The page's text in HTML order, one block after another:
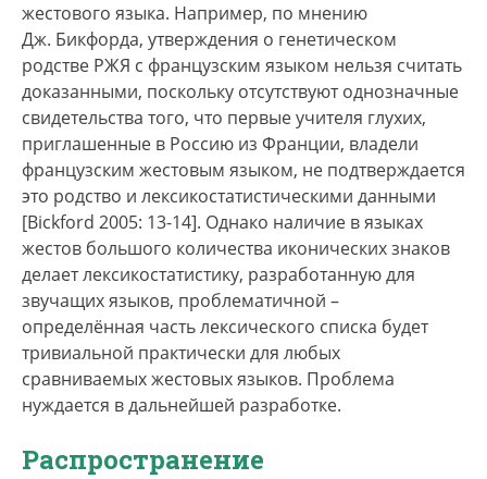
Информация о численности носителей РЖЯ за
пределами РФ отсутствует. По оценкам сайта
[Ethnologue], общее количество носителей РЖЯ
в мире составляет около 148 700 чел.
РЖЯ существует в виде многочисленных
локальных вариантов, различия между
которыми не препятствуют взаимопониманию
носителей.
Самоназвание языка на РЖЯ — "жест жест"
(глоссы жестов традиционно обозначаются
малыми прописными буквами; исполнение
жеста см., например, поссылке).
Официальное название на русском звуковом
многими носителями РЖЯ в речи на русском
жестового языка. Например, по мнению
Дж. Бикфорда, утверждения о генетическом
родстве РЖЯ с французским языком нельзя считать
доказанными, поскольку отсутствуют однозначные
свидетельства того, что первые учителя глухих,
приглашенные в Россию из Франции, владели
французским жестовым языком, не подтверждается
это родство и лексикостатистическими данными
[Bickford 2005: 13-14]. Однако наличие в языках
жестов большого количества иконических знаков
делает лексикостатистику, разработанную для
звучащих языков, проблематичной –
определённая часть лексического списка будет
тривиальной практически для любых
сравниваемых жестовых языков. Проблема
нуждается в дальнейшей разработке.
Распространение